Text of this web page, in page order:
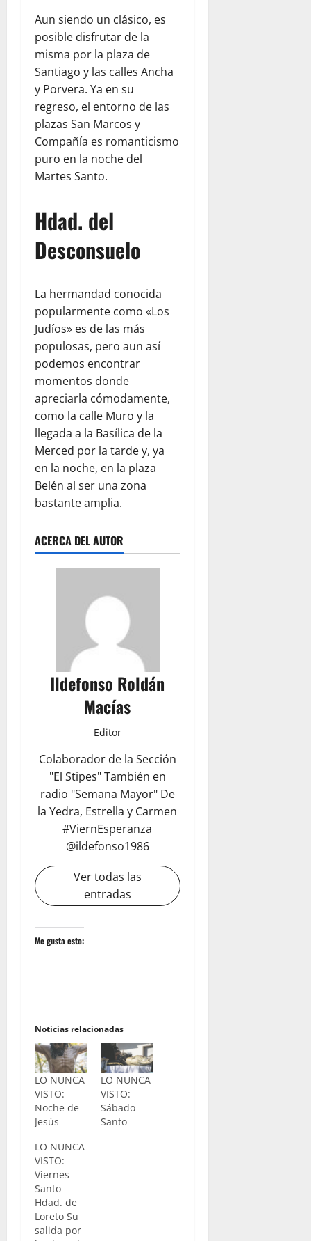
Aun siendo un clásico, es
posible disfrutar de la
misma por la plaza de
Santiago y las calles Ancha
y Porvera. Ya en su
regreso, el entorno de las
plazas San Marcos y
Compañía es romanticismo
puro en la noche del
Martes Santo.
Hdad. del
Desconsuelo
La hermandad conocida
popularmente como «Los
Judíos» es de las más
populosas, pero aun así
podemos encontrar
momentos donde
apreciarla cómodamente,
como la calle Muro y la
llegada a la Basílica de la
Merced por la tarde y, ya
en la noche, en la plaza
Belén al ser una zona
bastante amplia.
ACERCA DEL AUTOR
Ildefonso Roldán
Macías
Editor
Colaborador de la Sección
"El Stipes" También en
radio "Semana Mayor" De
la Yedra, Estrella y Carmen
#ViernEsperanza
@ildefonso1986
Ver todas las
entradas
Me gusta esto:
Noticias relacionadas
LO NUNCA
VISTO:
Noche de
Jesús
LO NUNCA
VISTO:
Sábado
Santo
LO NUNCA
VISTO:
Viernes
Santo
Hdad. de
Loreto Su
salida por